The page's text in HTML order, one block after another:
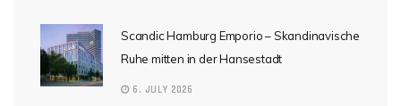
Scandic Hamburg Emporio – Skandinavische
Ruhe mitten in der Hansestadt
6. JULY 2026